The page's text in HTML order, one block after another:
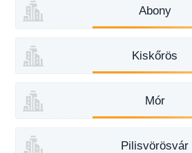
Abony
Kiskőrös
Mór
Pilisvörösvár